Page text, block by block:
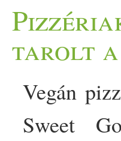
tarolt a
Vegán
Sweet